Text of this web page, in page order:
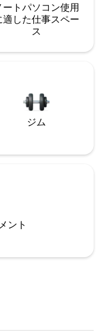
ートパソコン使用
適した仕事スペー
ス
ジム
ント